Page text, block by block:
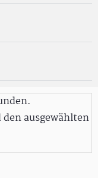
ausgewählten